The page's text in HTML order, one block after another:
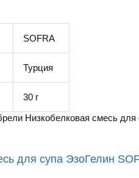
SOFRA
Турция
30 г
Низкобелковая смесь
для супа ЭзоГелин